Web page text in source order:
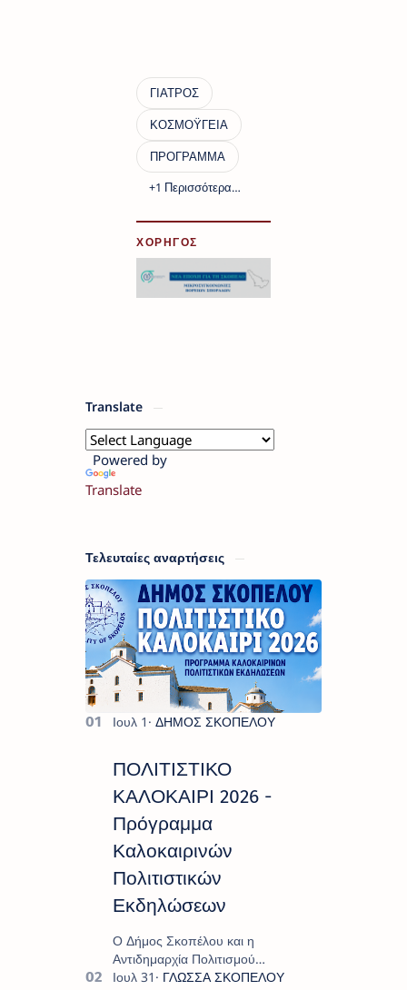
ΧΟΡΗΓΟΣ
Translate
Powered by
Translate
Τελευταίες αναρτήσεις
ΠΟΛΙΤΙΣΤΙΚΟ
ΚΑΛΟΚΑΙΡΙ 2026 -
Πρόγραμμα
Καλοκαιρινών
Πολιτιστικών
Εκδηλώσεων
Ο Δήμος Σκοπέλου και η
Αντιδημαρχία Πολιτισμού
παρουσιάζουν το πρόγραμμα «